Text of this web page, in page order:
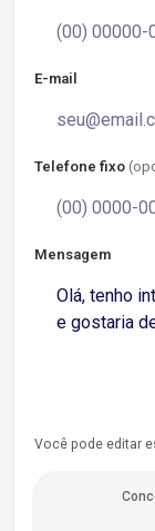
E-mail
Telefone fixo
Mensagem
Você pode editar